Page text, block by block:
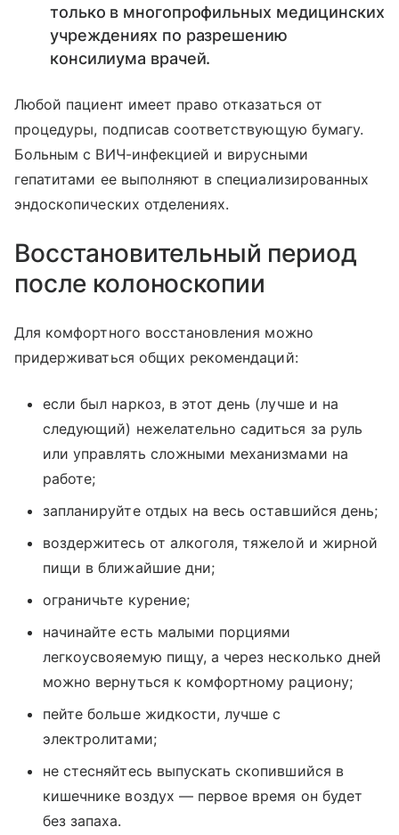
только в многопрофильных медицинских
учреждениях по разрешению
консилиума врачей.
Любой пациент имеет право отказаться от
процедуры, подписав соответствующую бумагу.
Больным с ВИЧ-инфекцией и вирусными
гепатитами ее выполняют в специализированных
эндоскопических отделениях.
Восстановительный период
после колоноскопии
Для комфортного восстановления можно
придерживаться общих рекомендаций:
если был наркоз, в этот день (лучше и на
следующий) нежелательно садиться за руль
или управлять сложными механизмами на
работе;
запланируйте отдых на весь оставшийся день;
воздержитесь от алкоголя, тяжелой и жирной
пищи в ближайшие дни;
ограничьте курение;
начинайте есть малыми порциями
легкоусвояемую пищу, а через несколько дней
можно вернуться к комфортному рациону;
пейте больше жидкости, лучше с
электролитами;
не стесняйтесь выпускать скопившийся в
кишечнике воздух — первое время он будет
без запаха.